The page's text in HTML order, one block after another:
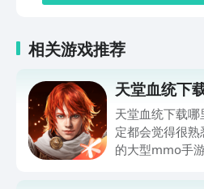
相关游戏推荐
天堂血统下
天堂血统下载哪
定都会觉得很
的大型mmo手